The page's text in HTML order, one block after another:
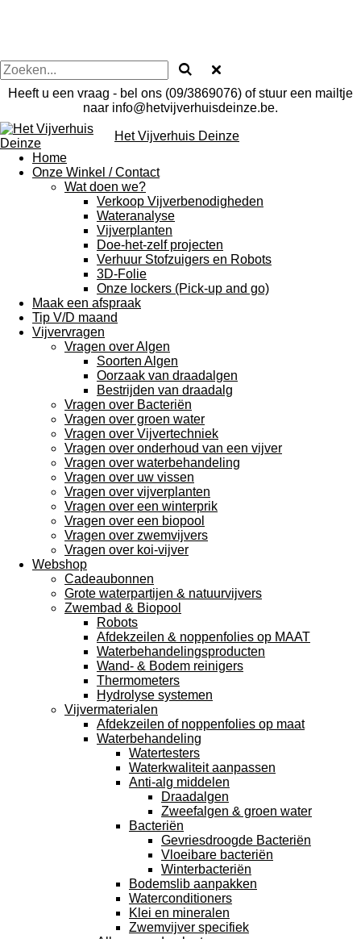
Heeft u een vraag - bel ons (09/3869076) of stuur een mailtje
naar info@hetvijverhuisdeinze.be.
Het Vijverhuis Deinze
Home
Onze Winkel / Contact
Wat doen we?
Verkoop Vijverbenodigheden
Wateranalyse
Vijverplanten
Doe-het-zelf projecten
Verhuur Stofzuigers en Robots
3D-Folie
Onze lockers (Pick-up and go)
Maak een afspraak
Tip V/D maand
Vijvervragen
Vragen over Algen
Soorten Algen
Oorzaak van draadalgen
Bestrijden van draadalg
Vragen over Bacteriën
Vragen over groen water
Vragen over Vijvertechniek
Vragen over onderhoud van een vijver
Vragen over waterbehandeling
Vragen over uw vissen
Vragen over vijverplanten
Vragen over een winterprik
Vragen over een biopool
Vragen over zwemvijvers
Vragen over koi-vijver
Webshop
Cadeaubonnen
Grote waterpartijen & natuurvijvers
Zwembad & Biopool
Robots
Afdekzeilen & noppenfolies op MAAT
Waterbehandelingsproducten
Wand- & Bodem reinigers
Thermometers
Hydrolyse systemen
Vijvermaterialen
Afdekzeilen of noppenfolies op maat
Waterbehandeling
Watertesters
Waterkwaliteit aanpassen
Anti-alg middelen
Draadalgen
Zweefalgen & groen water
Bacteriën
Gevriesdroogde Bacteriën
Vloeibare bacteriën
Winterbacteriën
Bodemslib aanpakken
Waterconditioners
Klei en mineralen
Zwemvijver specifiek